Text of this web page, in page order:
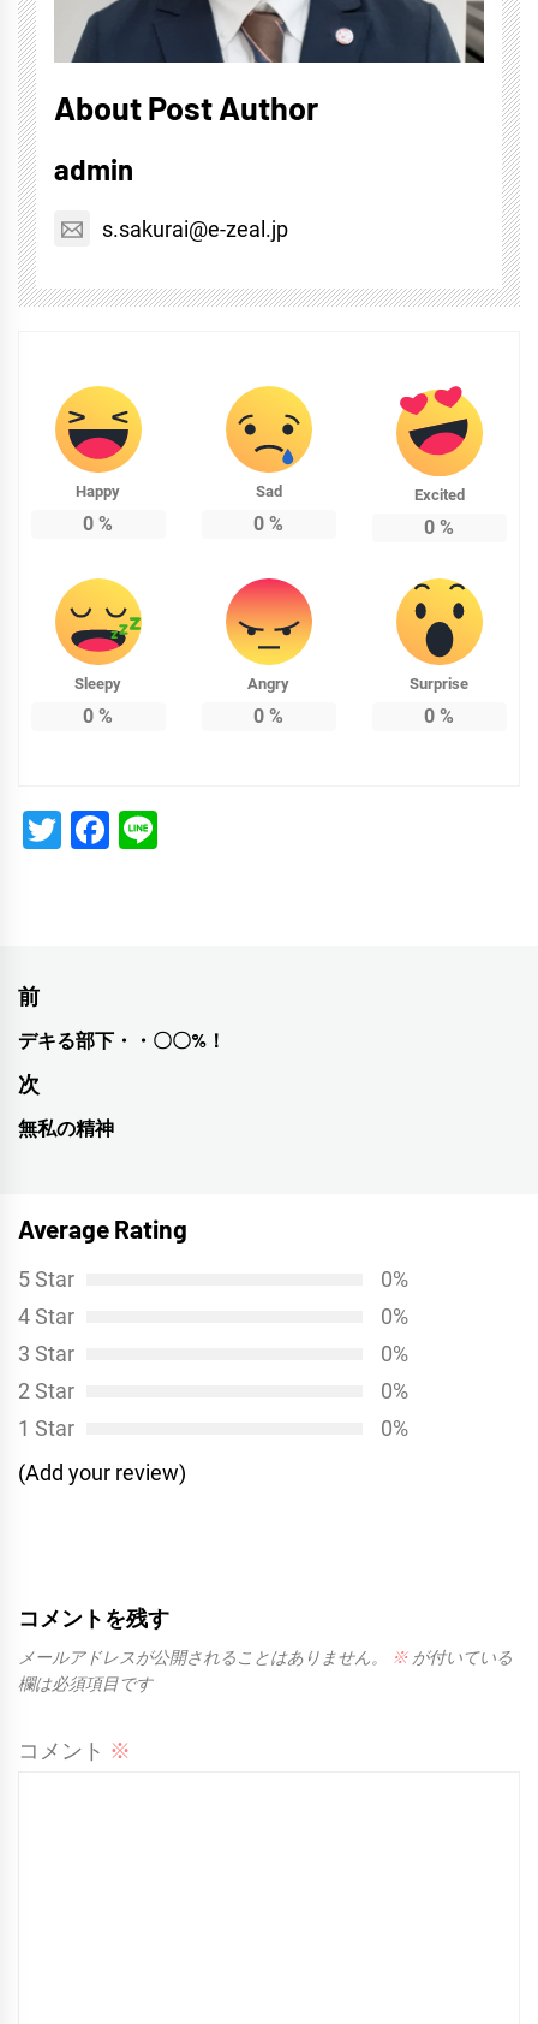
About Post Author
admin
s.sakurai@e-zeal.jp
Happy
0 %
Sad
0 %
Excited
0 %
Sleepy
0 %
Angry
0 %
Surprise
0 %
TwitterFacebook
投
稿
ナ
ビ
ー
ョ
ン
前
前
の
投
デキる部下・・〇〇%！
次
次
稿:
無私の精神
Average Rating
5 Star
0%
4 Star
0%
3 Star
0%
2 Star
0%
1 Star
0%
(Add your review)
コメントを残す
メールアドレスが公開されることはありません。 ※ が付いている
欄は必須項目です
コメント ※